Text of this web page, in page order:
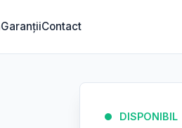
GaranțiiContact
DISPONIBIL